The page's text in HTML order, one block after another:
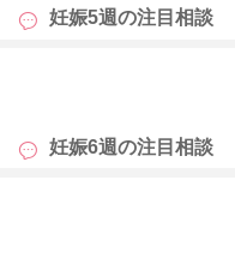
様子を見てみていただけた
妊娠5週の注目相談
妊娠6週の注目相談